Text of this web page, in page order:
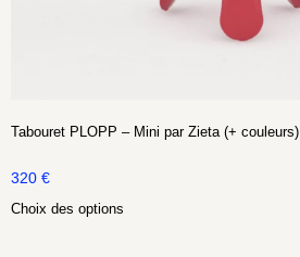
Tabouret PLOPP – Mini par Zieta (+ couleurs)
320 €
Choix des options